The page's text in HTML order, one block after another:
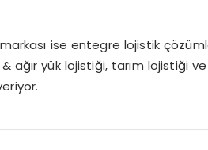
ise entegre lojistik
ağır yük lojistiği, tarım lojistiği